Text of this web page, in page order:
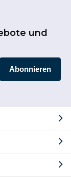
und
Abonnieren